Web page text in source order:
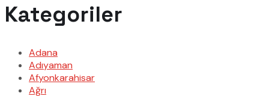
Kategoriler
Adana
Adıyaman
Afyonkarahisar
Ağrı